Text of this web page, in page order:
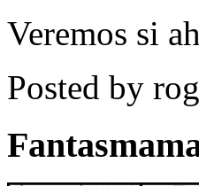
Veremos si
Posted by